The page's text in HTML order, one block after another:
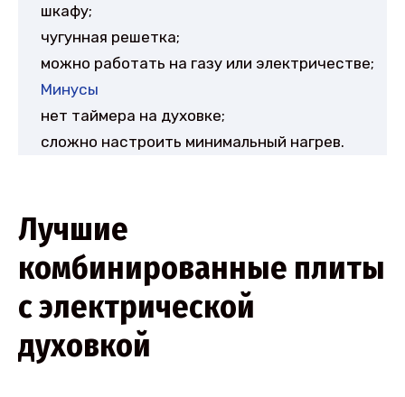
шкафу;
чугунная решетка;
можно работать на газу или электричестве;
Минусы
нет таймера на духовке;
сложно настроить минимальный нагрев.
Лучшие
комбинированные плиты
с электрической
духовкой